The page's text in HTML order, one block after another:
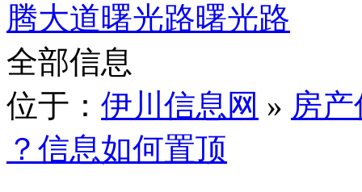
腾大道曙光路曙光路
全部信息
位于： 伊川信息网 » 房
？信息如何置顶